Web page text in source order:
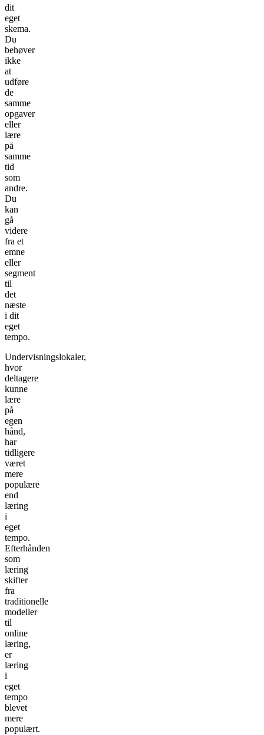
dit
eget
skema.
Du
behøver
ikke
at
udføre
de
samme
opgaver
eller
lære
på
samme
tid
som
andre.
Du
kan
gå
videre
fra et
emne
eller
segment
til
det
næste
i dit
eget
tempo.
Undervisningslokaler,
hvor
deltagere
kunne
lære
på
egen
hånd,
har
tidligere
været
mere
populære
end
læring
i
eget
tempo.
Efterhånden
som
læring
skifter
fra
traditionelle
modeller
til
online
læring,
er
læring
i
eget
tempo
blevet
mere
populært.